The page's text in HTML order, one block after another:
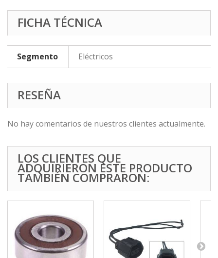
FICHA TÉCNICA
Segmento Eléctricos
RESEÑA
No hay comentarios de nuestros clientes actualmente.
LOS CLIENTES QUE
ADQUIRIERON ESTE PRODUCTO
TAMBIÉN COMPRARON: